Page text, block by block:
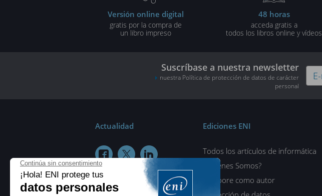
Versión online digital
gratis por la compra de
un libro impreso
48 horas
acceda gratis a
todos los libros online y vídeos
Suscríbase a nuestra newsletter
nuestra Política de protección de datos de carácter
personal
Actualidad
  
Ediciones ENI
Todos los artículos de informática
¿Quiénes Somos?
Colabore como autor